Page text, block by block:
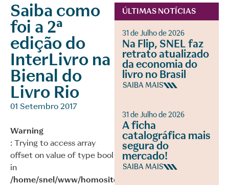
Saiba como
foi a 2ª
edição do
InterLivro na
Bienal do
Livro Rio
01 Setembro 2017
Warning
: Trying to access array
offset on value of type bool
in
/home/snel/www/homosite/wp-
ÚLTIMAS NOTÍCIAS
31 de Julho de 2026
Na Flip, SNEL faz
retrato atualizado
da economia do
livro no Brasil
SAIBA MAIS
31 de Julho de 2026
A ficha
catalográfica mais
segura do
mercado!
SAIBA MAIS